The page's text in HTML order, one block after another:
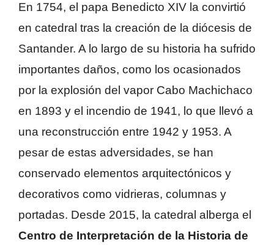
En 1754, el papa Benedicto XIV la convirtió
en catedral tras la creación de la diócesis de
Santander. A lo largo de su historia ha sufrido
importantes daños, como los ocasionados
por la explosión del vapor Cabo Machichaco
en 1893 y el incendio de 1941, lo que llevó a
una reconstrucción entre 1942 y 1953. A
pesar de estas adversidades, se han
conservado elementos arquitectónicos y
decorativos como vidrieras, columnas y
portadas. Desde 2015, la catedral alberga el
Centro de Interpretación de la Historia de